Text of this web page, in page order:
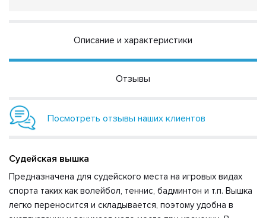
Описание и характеристики
Отзывы
Посмотреть отзывы наших клиентов
Судейская вышка
Предназначена для судейского места на игровых видах
спорта таких как волейбол, теннис, бадминтон и т.п. Вышка
легко переносится и складывается, поэтому удобна в